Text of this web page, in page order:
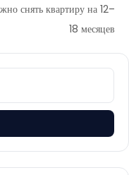
снять квартиру на 12–
18 месяцев